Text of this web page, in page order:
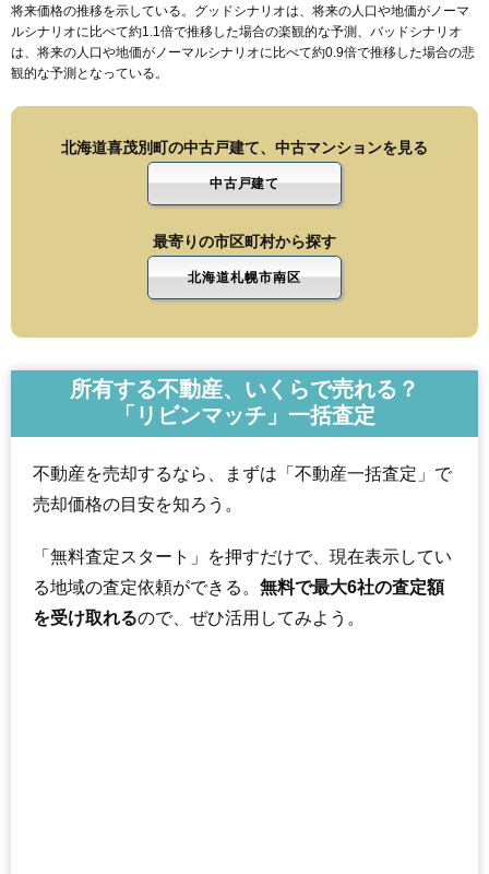
将来価格の推移を示している。グッドシナリオは、将来の人口や地価がノーマ
ルシナリオに比べて約1.1倍で推移した場合の楽観的な予測、バッドシナリオ
は、将来の人口や地価がノーマルシナリオに比べて約0.9倍で推移した場合の悲
観的な予測となっている。
北海道喜茂別町の中古戸建て、中古マンションを見る
中古戸建て
最寄りの市区町村から探す
北海道札幌市南区
所有する不動産、いくらで売れる？
「リビンマッチ」一括査定
不動産を売却するなら、まずは「不動産一括査定」で
売却価格の目安を知ろう。
「無料査定スタート」を押すだけで、現在表示してい
る地域の査定依頼ができる。 無料で最大6社の査定額
を受け取れるので、ぜひ活用してみよう。